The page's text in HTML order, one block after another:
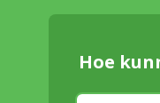
Hoe